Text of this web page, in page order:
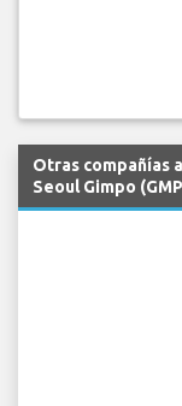
Otras compañías
Seoul Gimpo